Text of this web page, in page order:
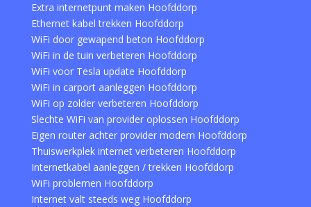
Extra internetpunt maken Hoofddorp
Ethernet kabel trekken Hoofddorp
WiFi door gewapend beton Hoofddorp
WiFi in de tuin verbeteren Hoofddorp
WiFi voor Tesla update Hoofddorp
WiFi in carport aanleggen Hoofddorp
WiFi op zolder verbeteren Hoofddorp
Slechte WiFi van provider oplossen Hoofddorp
Eigen router achter provider modem Hoofddorp
Thuiswerkplek internet verbeteren Hoofddorp
Internetkabel aanleggen / trekken Hoofddorp
WiFi problemen Hoofddorp
Internet valt steeds weg Hoofddorp